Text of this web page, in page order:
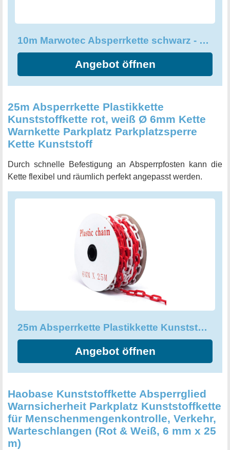
10m Marwotec Absperrkette schwarz - 6mm Kette - Kunststoffkette 10 Meter
Angebot öffnen
25m Absperrkette Plastikkette
Kunststoffkette rot, weiß Ø 6mm Kette
Warnkette Parkplatz Parkplatzsperre
Kette Kunststoff
Durch schnelle Befestigung an Absperrpfosten kann die
Kette flexibel und räumlich perfekt angepasst werden.
25m Absperrkette Plastikkette Kunststoffkette rot, weiß Ø 6mm Kette
Angebot öffnen
Haobase Kunststoffkette Absperrglied
Warnsicherheit Parkplatz Kunststoffkette
für Menschenmengenkontrolle, Verkehr,
Warteschlangen (Rot & Weiß, 6 mm x 25
m)